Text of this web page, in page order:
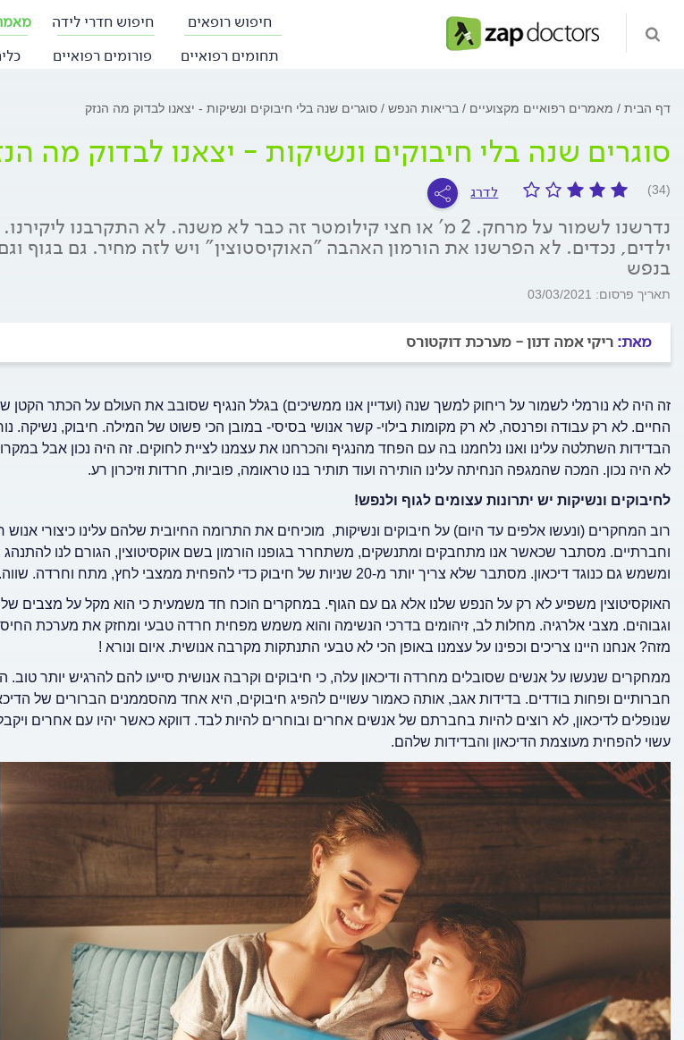
חיפוש רופאים חיפוש חדרי לידה
תחומים רפואיים
פורומים רפואיים
דף הבית מאמרים רפואיים מקצועיים בריאות הנפש סוגרים שנה בלי חיבוקים ונשיקות - יצאנו לבדוק מה הנזק
סוגרים שנה בלי חיבוקים ונשיקות - יצאנו לבדוק מה
(34) לדרג
נדרשנו לשמור על מרחק. 2 מ' או חצי קילומטר זה כבר לא משנה. לא התקרבנו ליקירנו.
ילדים, נכדים. לא הפרשנו את הורמון האהבה "האוקיסטוצין" ויש לזה מחיר. גם בגוף
בנפש
תאריך פרסום: 03/03/2021
מאת: ריקי אמה דנון - מערכת דוקטורס
זה היה לא נורמלי לשמור על ריחוק למשך שנה (ועדיין אנו ממשיכים) בגלל הנגיף שסובב את העולם על הכתר הקטן
החיים. לא רק עבודה ופרנסה, לא רק מקומות בילוי- קשר אנושי בסיסי- במובן הכי פשוט של המילה. חיבוק, נשיקה.
הבדידות השתלטה עלינו ואנו נלחמנו בה עם הפחד מהנגיף והכרחנו את עצמנו לציית לחוקים. זה היה נכון אבל
לא היה נכון. המכה שהמגפה הנחיתה עלינו הותירה ועוד תותיר בנו טראומה, פוביות, חרדות וזיכרון רע.
לחיבוקים ונשיקות יש יתרונות עצומים לגוף ולנפש!
רוב המחקרים (ונעשו אלפים עד היום) על חיבוקים ונשיקות, מוכיחים את התרומה החיובית שלהם עלינו כיצורי אנוש
וחברתיים. מסתבר שכאשר אנו מתחבקים ומתנשקים, משתחרר בגופנו הורמון בשם אוקסיטוצין, הגורם לנו להתנהג
ומשמש גם כנוגד דיכאון. מסתבר שלא צריך יותר מ-20 שניות של חיבוק כדי להפחית ממצבי לחץ, מתח וחרדה. שווה.
האוקסיטוצין משפיע לא רק על הנפש שלנו אלא גם עם הגוף. במחקרים הוכח חד משמעית כי הוא מקל על מצבים
וגבוהים. מצבי אלרגיה. מחלות לב, זיהומים בדרכי הנשימה והוא משמש מפחית חרדה טבעי ומחזק את מערכת
מזה? אנחנו היינו צריכים וכפינו על עצמנו באופן הכי לא טבעי התנתקות מקרבה אנושית. איום ונורא !
ממחקרים שנעשו על אנשים שסובלים מחרדה ודיכאון עלה, כי חיבוקים וקרבה אנושית סייעו להם להרגיש יותר טוב.
חברותיים ופחות בודדים. בדידות אגב, אותה כאמור עשויים להפיג חיבוקים, היא אחד מהסממנים הברורים של
שנופלים לדיכאון, לא רוצים להיות בחברתם של אנשים אחרים ובוחרים להיות לבד. דווקא כאשר יהיו עם אחרים
עשוי להפחית מעוצמת הדיכאון והבדידות שלהם.